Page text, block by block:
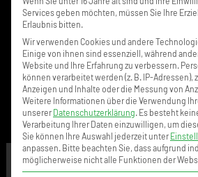
Services geben möchten, müssen Sie Ihre
Erlaubnis bitten.
Wir verwenden Cookies und andere
Einige von ihnen sind essenziell, während
Website und Ihre Erfahrung zu verbessern.
können verarbeitet werden (z. B. IP-Adressen),
Anzeigen und Inhalte oder die Messung von
Weitere Informationen über die Verwendung
unserer Datenschutzerklärung. Es besteht
Verarbeitung Ihrer Daten einzuwilligen, um
Sie können Ihre Auswahl jederzeit unter
anpassen. Bitte beachten Sie, dass aufgrund
möglicherweise nicht alle Funktionen der